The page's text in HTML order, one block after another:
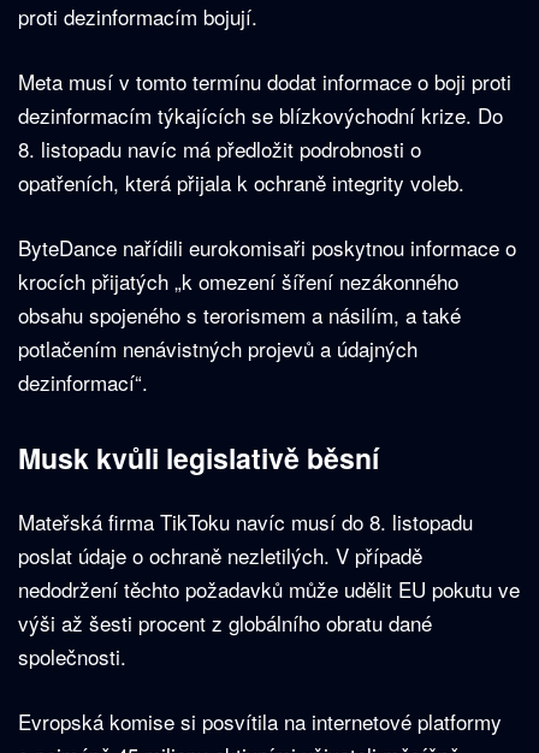
proti dezinformacím bojují.
Meta musí v tomto termínu dodat informace o boji proti
dezinformacím týkajících se blízkovýchodní krize. Do
8. listopadu navíc má předložit podrobnosti o
opatřeních, která přijala k ochraně integrity voleb.
ByteDance nařídili eurokomisaři poskytnou informace o
krocích přijatých „k omezení šíření nezákonného
obsahu spojeného s terorismem a násilím, a také
potlačením nenávistných projevů a údajných
dezinformací“.
Musk kvůli legislativě běsní
Mateřská firma TikToku navíc musí do 8. listopadu
poslat údaje o ochraně nezletilých. V případě
nedodržení těchto požadavků může udělit EU pokutu ve
výši až šesti procent z globálního obratu dané
společnosti.
Evropská komise si posvítila na internetové platformy